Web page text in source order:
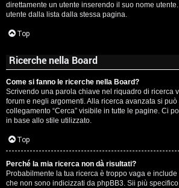
direttamente un utente inserendo il suo nome
utente dalla lista dalla stessa pagina.
Top
Ricerche nella Board
Come si fanno le ricerche nella Board?
Scrivendo una parola chiave nel riquadro di ricerca
forum e negli argomenti. Alla ricerca avanzata si può
collegamento “Cerca” visibile in tutte le pagine. Ci
in base allo stile utilizzato.
Top
Perché la mia ricerca non dà risultati?
Probabilmente la tua ricerca è troppo vaga e
che non sono indicizzati da phpBB3. Sii più